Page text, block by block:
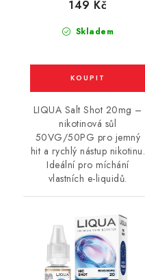
Skladem
149 Kč
LIQUA Salt Shot 20mg –
nikotinová sůl
50VG/50PG pro jemný
hit a rychlý nástup nikotinu.
Ideální pro míchání
vlastních e-liquidů.